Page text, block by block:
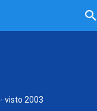
- visto 2003